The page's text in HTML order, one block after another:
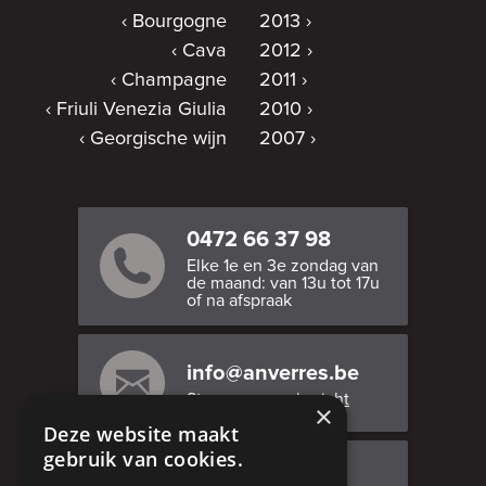
Bourgogne
Cava
Champagne
Friuli Venezia Giulia
Georgische wijn
2013
2012
2011
2010
2007
0472 66 37 98
Elke 1e en 3e zondag van
de maand: van 13u tot 17u
of na afspraak
info@anverres.be
Stuur ons een bericht
×
Deze website maakt
gebruik van cookies.